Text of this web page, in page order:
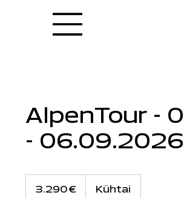
AlpenTour -
- 06.09.2026
Euro
3.290 € Kühtai